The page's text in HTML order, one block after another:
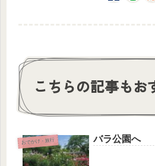
こちらの記事もお
おでかけ・旅行 バラ公園へ